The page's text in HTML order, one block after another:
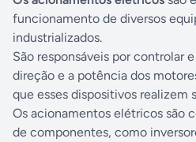
funcionamento de diversos
industrializados.
São responsáveis por controlar
direção e a potência dos
que esses dispositivos realizem
Os acionamentos elétricos são
de componentes, como